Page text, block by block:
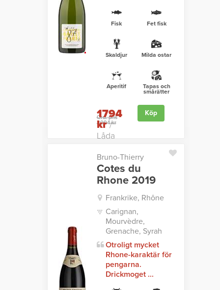
Fisk Fet fisk
Skaldjur Milda ostar
Aperitif Tapas och
smårätter
Ord. pris
2094 kr
1794
kr/
Låda
Köp
Bruno-Thierry
Cotes du
Rhone 2019
Frankrike, Rhône
Carignan,
Mourvèdre,
Grenache, Syrah
Otroligt mycket
Rhone-karaktär för
pengarna.
Drickmoget ...